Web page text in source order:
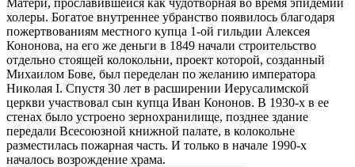
Матери, прославившейся как чудотворная во время эпидемии
холеры. Богатое внутреннее убранство появилось благодаря
пожертвованиям местного купца 1-ой гильдии Алексея
Кононова, на его же деньги в 1849 начали строительство
отдельно стоящей колокольни, проект которой, созданный
Михаилом Бове, был переделан по желанию императора
Николая I. Спустя 30 лет в расширении Иерусалимской
церкви участвовал сын купца Иван Кононов. В 1930-х в ее
стенах было устроено зернохранилище, позднее здание
передали Всесоюзной книжной палате, в колокольне
разместилась пожарная часть. И только в начале 1990-х
началось возрождение храма.